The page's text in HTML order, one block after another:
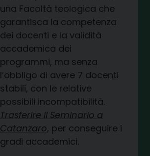
una Facoltà teologica che
garantisca la competenza
dei docenti e la validità
accademica dei
programmi, ma senza
l’obbligo di avere 7 docenti
stabili, con le relative
possibili incompatibilità.
Trasferire il Seminario a
Catanzaro, per conseguire i
gradi accademici.